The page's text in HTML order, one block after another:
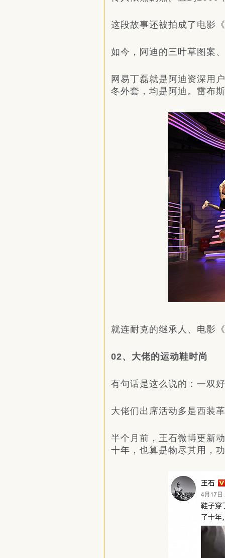
这段故事还被拍成了电影
如今，阿迪的三叶草图案
网易丁磊就是阿迪资深用
冬外套，均是阿迪。雷布
就连耐克的继承人、电影
02、大佬的运动鞋时尚
有句话是这么说的：一双
大佬们出席活动多是西装
半个月前，王石微博更新
十年，也算是物尽其用，